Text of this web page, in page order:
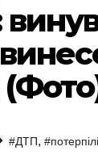
#ДТП, #потерпілі